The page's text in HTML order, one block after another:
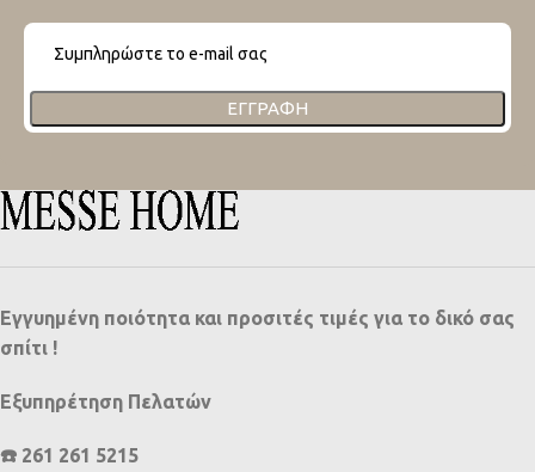
ΕΓΓΡΑΦΉ
Εγγυημένη ποιότητα και προσιτές τιμές για το δικό σας
σπίτι !
Εξυπηρέτηση Πελατών
☎️ 261 261 5215